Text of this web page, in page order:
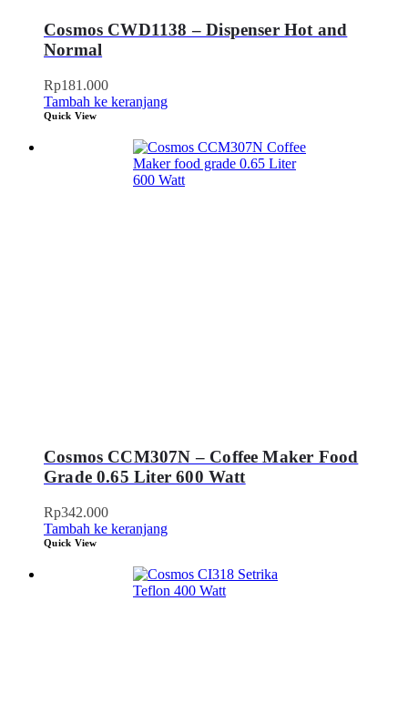
Cosmos CWD1138 – Dispenser Hot and
Normal
Rp181.000
Tambah ke keranjang
Quick View
Cosmos CCM307N – Coffee Maker Food
Grade 0.65 Liter 600 Watt
Rp342.000
Tambah ke keranjang
Quick View